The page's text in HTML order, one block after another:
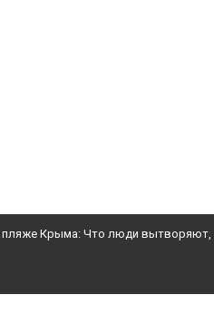
Крыма: Что люди вытворяют,